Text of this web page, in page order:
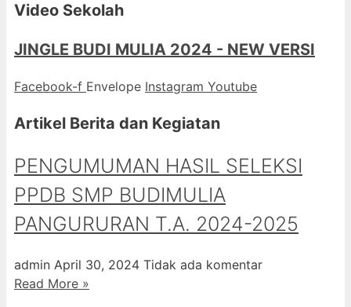
Video Sekolah
JINGLE BUDI MULIA 2024 - NEW VERSI
Facebook-f Envelope Instagram Youtube
Artikel Berita dan Kegiatan
PENGUMUMAN HASIL SELEKSI
PPDB SMP BUDIMULIA
PANGURURAN T.A. 2024-2025
admin April 30, 2024 Tidak ada komentar
Read More »